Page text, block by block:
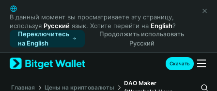
English
日本語
Tiếng Việt
Русский
Español (Latinoamérica)
Türkçe
Français
В данный момент вы просматриваете эту страницу,
используя Русский язык. Хотите перейти на English?
Переключитесь
на English
Продолжить использовать
Русский
Скачать
Главная Цены на криптовалюты
DAO Maker